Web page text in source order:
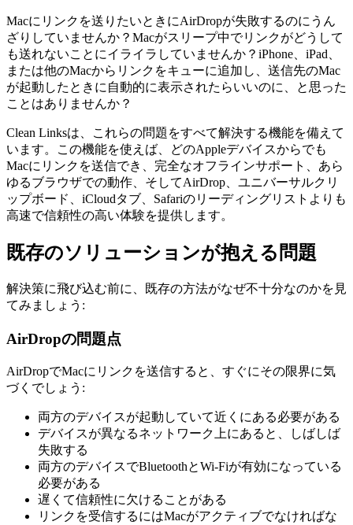
Macにリンクを送りたいときにAirDropが失敗するのにうん
ざりしていませんか？Macがスリープ中でリンクがどうして
も送れないことにイライラしていませんか？iPhone、iPad、
または他のMacからリンクをキューに追加し、送信先のMac
が起動したときに自動的に表示されたらいいのに、と思った
ことはありませんか？
Clean Linksは、これらの問題をすべて解決する機能を備えて
います。この機能を使えば、どのAppleデバイスからでも
Macにリンクを送信でき、完全なオフラインサポート、あら
ゆるブラウザでの動作、そしてAirDrop、ユニバーサルクリ
ップボード、iCloudタブ、Safariのリーディングリストよりも
高速で信頼性の高い体験を提供します。
既存のソリューションが抱える問題
解決策に飛び込む前に、既存の方法がなぜ不十分なのかを見
てみましょう:
AirDropの問題点
AirDropでMacにリンクを送信すると、すぐにその限界に気
づくでしょう:
両方のデバイスが起動していて近くにある必要がある
デバイスが異なるネットワーク上にあると、しばしば
失敗する
両方のデバイスでBluetoothとWi-Fiが有効になっている
必要がある
遅くて信頼性に欠けることがある
リンクを受信するにはMacがアクティブでなければな